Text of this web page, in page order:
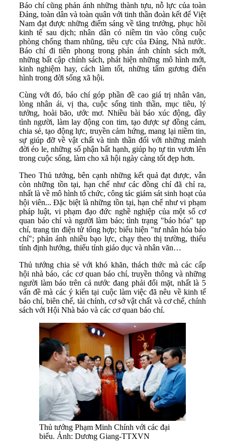
Báo chí cũng phản ánh những thành tựu, nỗ lực của toàn
Đảng, toàn dân và toàn quân với tinh thần đoàn kết để Việt
Nam đạt được những điểm sáng về tăng trưởng, phục hồi
kinh tế sau dịch; nhân dân có niềm tin vào công cuộc
phòng chống tham nhũng, tiêu cực của Đảng, Nhà nước.
Báo chí đi tiên phong trong phản ánh chính sách mới,
những bất cập chính sách, phát hiện những mô hình mới,
kinh nghiệm hay, cách làm tốt, những tấm gương điển
hình trong đời sống xã hội.
Cùng với đó, báo chí góp phần đề cao giá trị nhân văn,
lòng nhân ái, vị tha, cuộc sống tinh thần, mục tiêu, lý
tưởng, hoài bão, ước mơ. Nhiều bài báo xúc động, đầy
tình người, làm lay động con tim, tạo được sự đồng cảm,
chia sẻ, tạo động lực, truyền cảm hứng, mang lại niềm tin,
sự giúp đỡ về vật chất và tinh thần đối với những mảnh
đời éo le, những số phận bất hạnh, giúp họ tự tin vươn lên
trong cuộc sống, làm cho xã hội ngày càng tốt đẹp hơn.
Theo Thủ tướng, bên cạnh những kết quả đạt được, vẫn
còn những tồn tại, hạn chế như các đồng chí đã chỉ ra,
nhất là về mô hình tổ chức, công tác giám sát sinh hoạt của
hội viên... Đặc biệt là những tồn tại, hạn chế như vi phạm
pháp luật, vi phạm đạo đức nghề nghiệp của một số cơ
quan báo chí và người làm báo; tình trạng "báo hóa" tạp
chí, trang tin điện tử tổng hợp; biểu hiện "tư nhân hóa báo
chí"; phản ánh nhiều bạo lực, chạy theo thị trường, thiếu
tính định hướng, thiếu tính giáo dục và nhân văn…
Thủ tướng chia sẻ với khó khăn, thách thức mà các cấp
hội nhà báo, các cơ quan báo chí, truyền thông và những
người làm báo trên cả nước đang phải đối mặt, nhất là 5
vấn đề mà các ý kiến tại cuộc làm việc đã nêu về kinh tế
báo chí, biên chế, tài chính, cơ sở vật chất và cơ chế, chính
sách với Hội Nhà báo và các cơ quan báo chí.
Thủ tướng Phạm Minh Chính với các đại
biểu. Ảnh: Dương Giang-TTXVN